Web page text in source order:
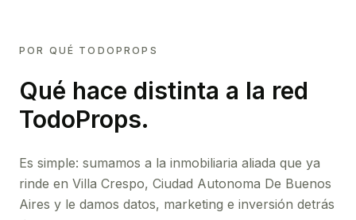
POR QUÉ TODOPROPS
Qué hace distinta a la red
TodoProps.
Es simple: sumamos a la inmobiliaria aliada que ya
rinde en Villa Crespo, Ciudad Autonoma De Buenos
Aires y le damos datos, marketing e inversión detrás